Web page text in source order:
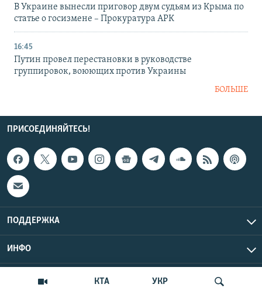
КТА УКР
В Украине вынесли приговор двум судьям из Крыма по
статье о госизмене – Прокуратура АРК
16:45
Путин провел перестановки в руководстве
группировок, воюющих против Украины
БОЛЬШЕ
ПРИСОЕДИНЯЙТЕСЬ!
ПОДДЕРЖКА
ИНФО
Copyright Крым.Реалии, 2026 | Все права защищены.
UTC+3